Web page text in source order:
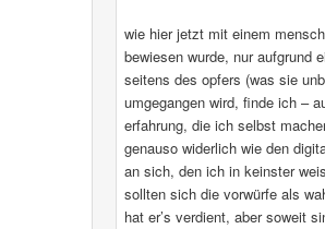
wie hier jetzt mit einem
bewiesen wurde, nur aufgrund
seitens des opfers (was sie
umgegangen wird, finde ich –
erfahrung, die ich selbst
genauso widerlich wie den
an sich, den ich in keinster
sollten sich die vorwürfe als
hat er’s verdient, aber soweit